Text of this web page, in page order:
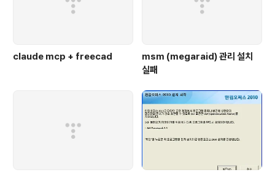
claude mcp + freecad
msm (megaraid) 관리 설치
실패